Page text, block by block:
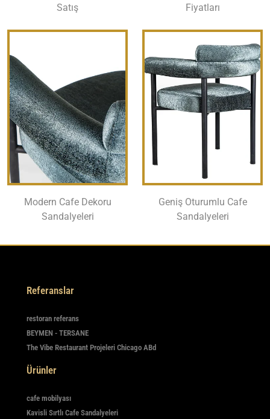
Satış
Fiyatları
Modern Cafe Dekoru
Sandalyeleri
Geniş Oturumlu Cafe
Sandalyeleri
Referanslar
restoran referans
BEYMEN - TERSANE
The Vibe Restaurant Projeleri Chicago ABd
Ürünler
cafe mobilyası
Kavisli Sırtlı Cafe Sandalyeleri